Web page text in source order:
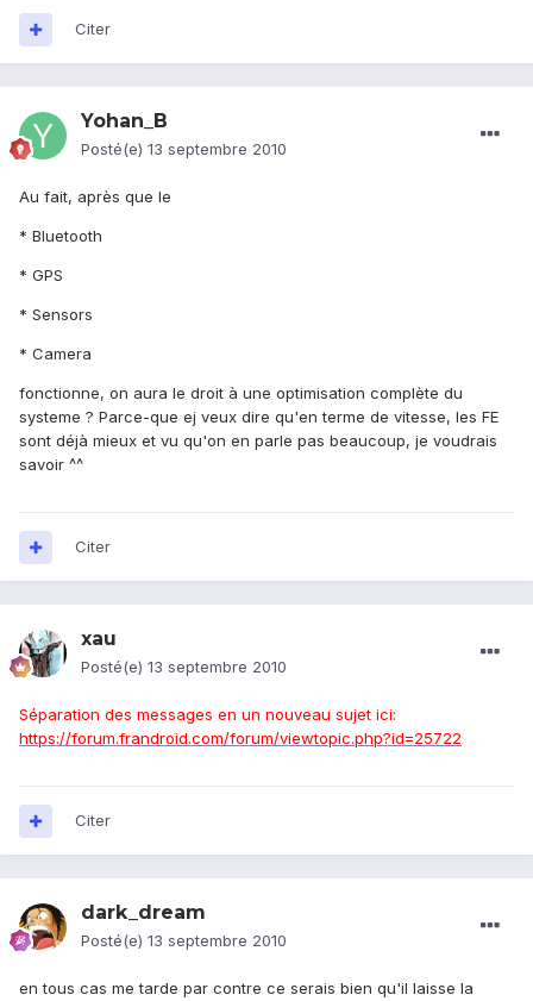
Citer
Yohan_B
Posté(e) 13 septembre 2010
Au fait, après que le
* Bluetooth
* GPS
* Sensors
* Camera
fonctionne, on aura le droit à une optimisation complète du
systeme ? Parce-que ej veux dire qu'en terme de vitesse, les FE
sont déjà mieux et vu qu'on en parle pas beaucoup, je voudrais
savoir ^^
Citer
xau
Posté(e) 13 septembre 2010
Séparation des messages en un nouveau sujet ici:
https://forum.frandroid.com/forum/viewtopic.php?id=25722
Citer
dark_dream
Posté(e) 13 septembre 2010
en tous cas me tarde par contre ce serais bien qu'il laisse la